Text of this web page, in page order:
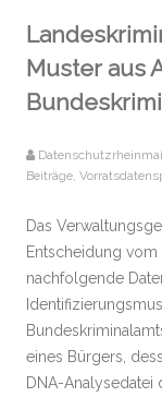
Muster aus
Beiträge,
Das
Entscheidung
nachfolgende
eines Bürgers,
DNA-